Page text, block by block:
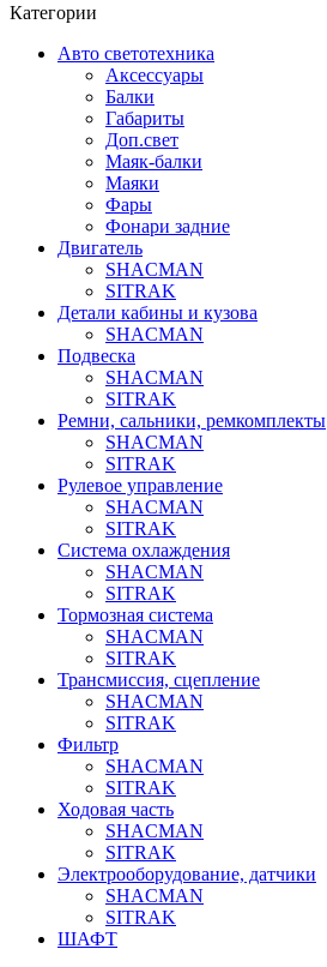
Категории
Авто светотехника
Аксессуары
Балки
Габариты
Доп.свет
Маяк-балки
Маяки
Фары
Фонари задние
Двигатель
SHACMAN
SITRAK
Детали кабины и кузова
SHACMAN
Подвеска
SHACMAN
SITRAK
Ремни, сальники, ремкомплекты
SHACMAN
SITRAK
Рулевое управление
SHACMAN
SITRAK
Система охлаждения
SHACMAN
SITRAK
Тормозная система
SHACMAN
SITRAK
Трансмиссия, сцепление
SHACMAN
SITRAK
Фильтр
SHACMAN
SITRAK
Ходовая часть
SHACMAN
SITRAK
Электрооборудование, датчики
SHACMAN
SITRAK
ШАФТ